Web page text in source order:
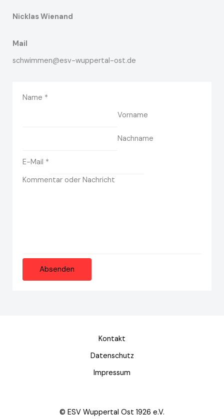
Nicklas Wienand
Mail
schwimmen@esv-wuppertal-ost.de
Name *
Vorname
Nachname
E-Mail *
Kommentar oder Nachricht
Absenden
Kontakt
Datenschutz
Impressum
© ESV Wuppertal Ost 1926 e.V.